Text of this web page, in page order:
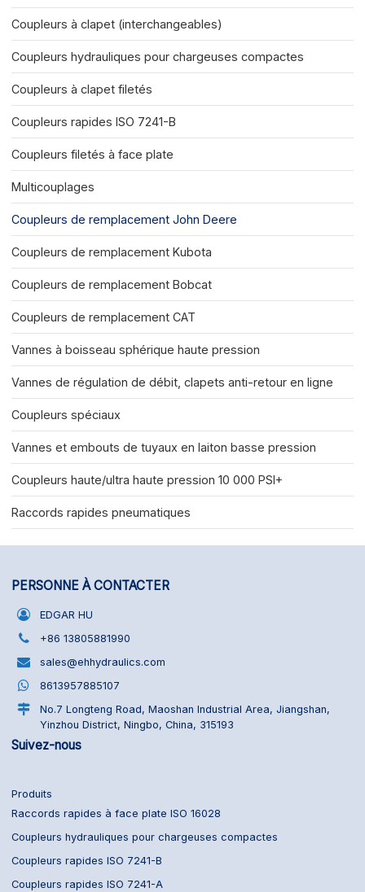
Coupleurs à clapet (interchangeables)
Coupleurs hydrauliques pour chargeuses compactes
Coupleurs à clapet filetés
Coupleurs rapides ISO 7241-B
Coupleurs filetés à face plate
Multicouplages
Coupleurs de remplacement John Deere
Coupleurs de remplacement Kubota
Coupleurs de remplacement Bobcat
Coupleurs de remplacement CAT
Vannes à boisseau sphérique haute pression
Vannes de régulation de débit, clapets anti-retour en ligne
Coupleurs spéciaux
Vannes et embouts de tuyaux en laiton basse pression
Coupleurs haute/ultra haute pression 10 000 PSI+
Raccords rapides pneumatiques
PERSONNE À CONTACTER
EDGAR HU
+86 13805881990
sales@ehhydraulics.com
8613957885107
No.7 Longteng Road, Maoshan Industrial Area, Jiangshan,
Yinzhou District, Ningbo, China, 315193
Suivez-nous
Produits
Raccords rapides à face plate ISO 16028
Coupleurs hydrauliques pour chargeuses compactes
Coupleurs rapides ISO 7241-B
Coupleurs rapides ISO 7241-A